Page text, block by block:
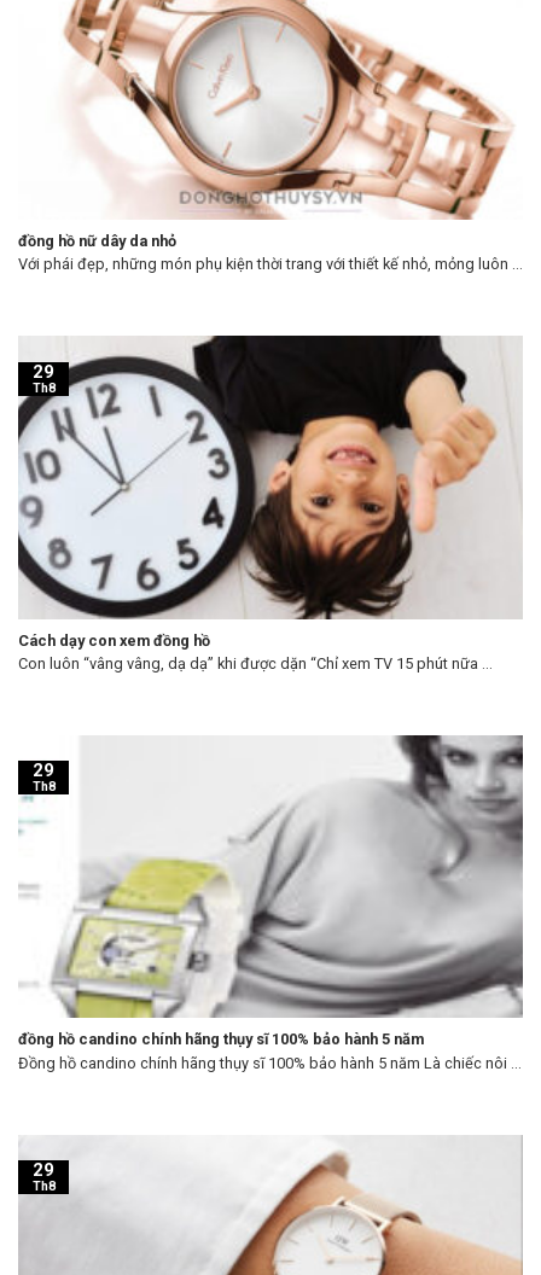
đồng hồ nữ dây da nhỏ
Với phái đẹp, những món phụ kiện thời trang với thiết kế nhỏ, mỏng luôn ...
Cách dạy con xem đồng hồ
Con luôn “vâng vâng, dạ dạ” khi được dặn “Chỉ xem TV 15 phút nữa ...
29
Th8
đồng hồ candino chính hãng thụy sĩ 100% bảo hành 5 năm
Đồng hồ candino chính hãng thụy sĩ 100% bảo hành 5 năm Là chiếc nôi ...
29
Th8
29
Th8